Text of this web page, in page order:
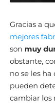
Gracias a
mejores
son muy
obstante,
no se les
pueden
cambiar los